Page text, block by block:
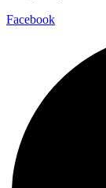
Facebook